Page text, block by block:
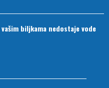
vašim biljkama nedostaje vode